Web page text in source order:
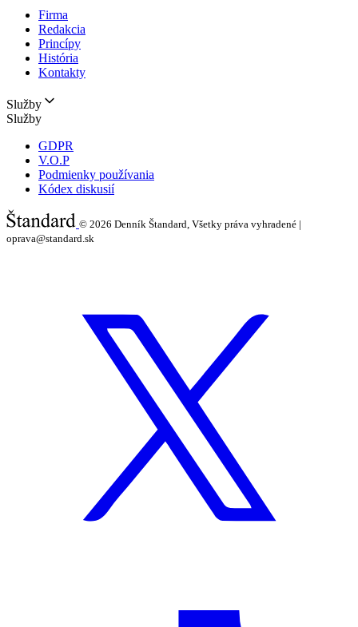
Firma
Redakcia
Princípy
História
Kontakty
Služby
Služby
GDPR
V.O.P
Podmienky používania
Kódex diskusií
© 2026 Denník Štandard, Všetky práva vyhradené |
oprava@standard.sk